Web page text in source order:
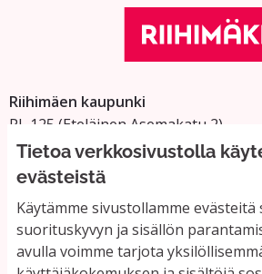
Tietoa verkkosivustolla
evästeistä
Käytämme sivustollamme evästeitä
suorituskyvyn ja sisällön
avulla voimme tarjota
Riihimäen kaupunki
PL 125 (Eteläinen Asemakatu 2)
11101 Riihimäki
Vaihde: 019 758 4000
Sähköpostiosoitteet:
etunimi.sukunimi@riihimaki.fi